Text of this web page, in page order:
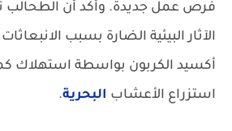
فرص عمل جديدة. وأكد أن الطحالب
الآثار البيئية الضارة بسبب
أكسيد الكربون بواسطة استهلاك
استزراع الأعشاب البحرية.